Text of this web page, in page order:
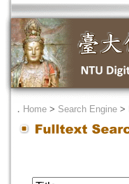
． Home > Search Engine >